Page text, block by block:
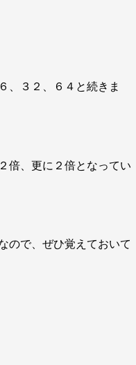
、３２、６４と続きま
倍、更に２倍となってい
ので、ぜひ覚えておいて